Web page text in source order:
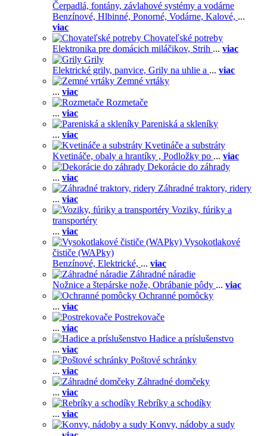
Čerpadlá, fontány, závlahové systémy a vodárne
Benzínové, Hlbinné, Ponorné, Vodárne, Kalové, ...
viac
Chovateľské potreby
Elektronika pre domácich miláčikov, Strih ... viac
Grily
Elektrické grily, panvice, Grily na uhlie a ... viac
Zemné vrtáky
... viac
Rozmetače
... viac
Pareniská a skleníky
... viac
Kvetináče a substráty
Kvetináče, obaly a hrantíky , Podložky po ... viac
Dekorácie do záhrady
... viac
Záhradné traktory, ridery
... viac
Voziky, fúriky a
transportéry
... viac
Vysokotlakové
čističe (WAPky)
Benzínové, Elektrické, ... viac
Záhradné náradie
Nožnice a štepárske nože, Obrábanie pôdy ... viac
Ochranné pomôcky
... viac
Postrekovače
... viac
Hadice a príslušenstvo
... viac
Poštové schránky
... viac
Záhradné domčeky
... viac
Rebríky a schodíky
... viac
Konvy, nádoby a sudy